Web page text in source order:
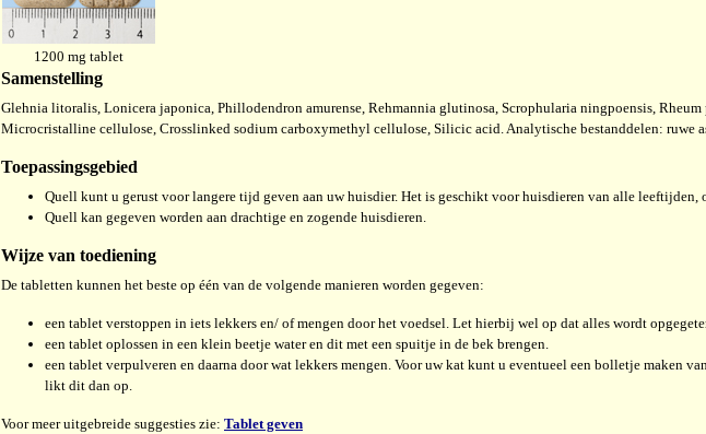
1200 mg tablet
Samenstelling
Glehnia litoralis, Lonicera japonica, Phillodendron amurense, Rehmannia glutinosa, Scrophularia ningpoensis,
Microcristalline cellulose, Crosslinked sodium carboxymethyl cellulose, Silicic acid. Analytische bestanddelen: ruwe
Toepassingsgebied
Quell kunt u gerust voor langere tijd geven aan uw huisdier. Het is geschikt voor huisdieren van alle leeftijden,
Quell kan gegeven worden aan drachtige en zogende huisdieren.
Wijze van toediening
De tabletten kunnen het beste op één van de volgende manieren worden gegeven:
een tablet verstoppen in iets lekkers en/ of mengen door het voedsel. Let hierbij wel op dat alles wordt
een tablet oplossen in een klein beetje water en dit met een spuitje in de bek brengen.
een tablet verpulveren en daarna door wat lekkers mengen. Voor uw kat kunt u eventueel een bolletje maken
likt dit dan op.
Voor meer uitgebreide suggesties zie: Tablet geven